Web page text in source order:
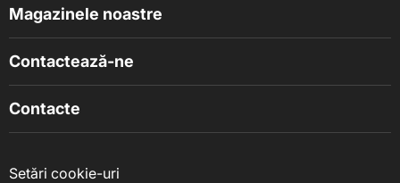
Magazinele noastre
Contactează-ne
Contacte
Setări cookie-uri